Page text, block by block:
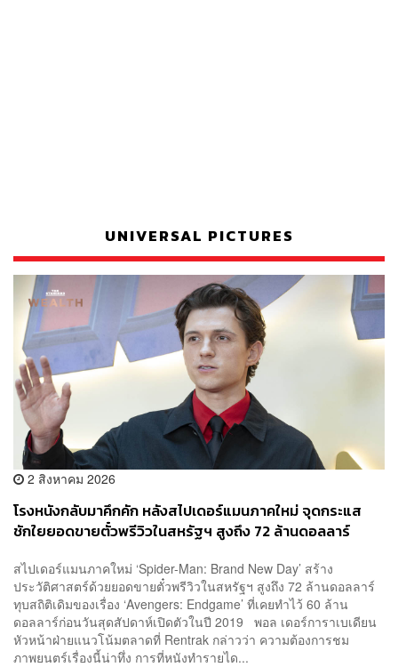
UNIVERSAL PICTURES
2 สิงหาคม 2026
โรงหนังกลับมาคึกคัก หลังสไปเดอร์แมนภาคใหม่ จุดกระแส
ชักใยยอดขายตั๋วพรีวิวในสหรัฐฯ สูงถึง 72 ล้านดอลลาร์
สไปเดอร์แมนภาคใหม่ ‘Spider-Man: Brand New Day’ สร้าง
ประวัติศาสตร์ด้วยยอดขายตั๋วพรีวิวในสหรัฐฯ สูงถึง 72 ล้านดอลลาร์
ทุบสถิติเดิมของเรื่อง ‘Avengers: Endgame’ ที่เคยทำไว้ 60 ล้าน
ดอลลาร์ก่อนวันสุดสัปดาห์เปิดตัวในปี 2019 พอล เดอร์การาเบเดียน
หัวหน้าฝ่ายแนวโน้มตลาดที่ Rentrak กล่าวว่า ความต้องการชม
ภาพยนตร์เรื่องนี้น่าทึ่ง การที่หนังทำรายได...